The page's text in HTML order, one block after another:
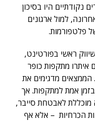
נקודתיים היו בסיכון
למול ארגונים
פלטפורמות.
ראשי בפורטינט,
מתקפות כופר
הממצאים מדגימים את
אמת למתקפות. אך
מוכללת לאבטחת סייבר,
הכרחיות – אלא אף